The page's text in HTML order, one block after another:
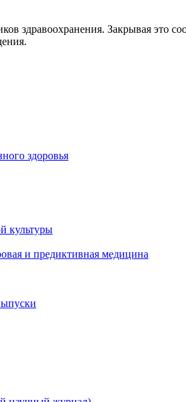
здравоохранения. Закрывая
здоровья
культуры
и предиктивная медицина